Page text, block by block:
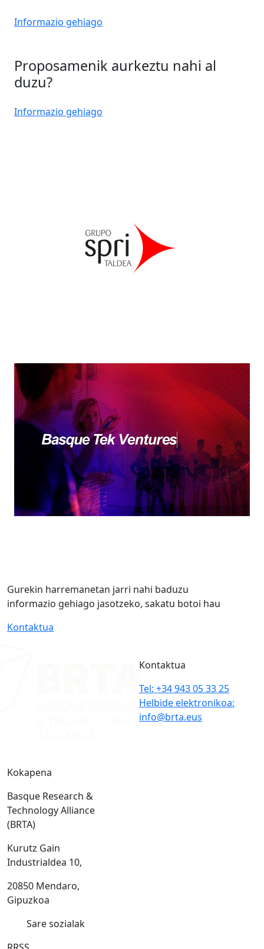
Informazio gehiago
Proposamenik aurkeztu nahi al
duzu?
Informazio gehiago
Gurekin harremanetan jarri nahi baduzu
informazio gehiago jasotzeko, sakatu botoi hau
Kontaktua
Kokapena
Basque Research &
Technology Alliance
(BRTA)
Kurutz Gain
Industrialdea 10,
20850 Mendaro,
Gipuzkoa
Kontaktua
Tel: +34 943 05 33 25
Helbide elektronikoa:
info@brta.eus
Sare sozialak